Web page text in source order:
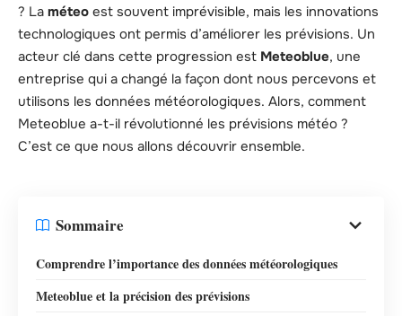
? La méteo est souvent imprévisible, mais les innovations
technologiques ont permis d’améliorer les prévisions. Un
acteur clé dans cette progression est Meteoblue, une
entreprise qui a changé la façon dont nous percevons et
utilisons les données météorologiques. Alors, comment
Meteoblue a-t-il révolutionné les prévisions météo ?
C’est ce que nous allons découvrir ensemble.
Sommaire
Comprendre l’importance des données météorologiques
Meteoblue et la précision des prévisions